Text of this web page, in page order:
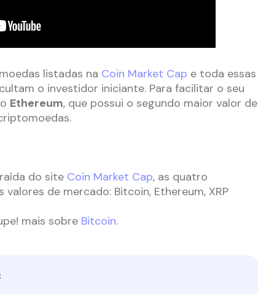
listadas na Coin Market Cap e toda essas
o investidor iniciante. Para facilitar o seu
Ethereum, que possui o segundo maior valor de
do site Coin Market Cap, as quatro
de mercado: Bitcoin, Ethereum, XRP
mais sobre Bitcoin.